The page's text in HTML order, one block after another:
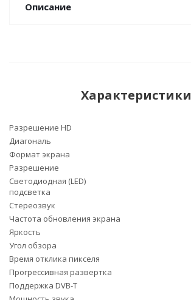
Описание
Характеристики
Разрешение HD
Диагональ
Формат экрана
Разрешение
Светодиодная (LED)
подсветка
Стереозвук
Частота обновления экрана
Яркость
Угол обзора
Время отклика пикселя
Прогрессивная развертка
Поддержка DVB-T